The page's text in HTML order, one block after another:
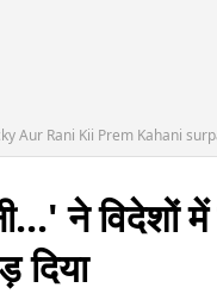
Aur Rani Kii Prem Kahani
ने विदेशों
दिया